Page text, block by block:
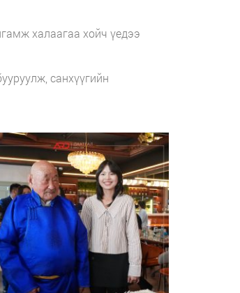
халаагаа хойч үедээ
санхүүгийн